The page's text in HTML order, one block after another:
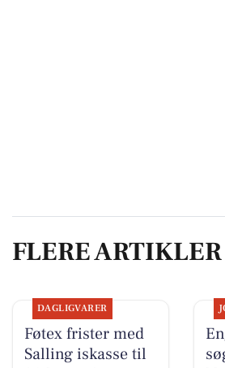
FLERE ARTIKLER
DAGLIGVARER
Føtex frister med
Salling iskasse til